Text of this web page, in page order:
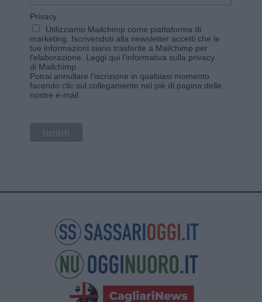
Privacy
Utilizziamo Mailchimp come piattaforma di
marketing. Iscrivendoti alla newsletter accetti che le
tue informazioni siano trasferite a Mailchimp per
l'elaborazione. Leggi qui l'informativa sulla privacy
di Mailchimp
Potrai annullare l'iscrizione in qualsiasi momento
facendo clic sul collegamento nel piè di pagina delle
nostre e-mail.